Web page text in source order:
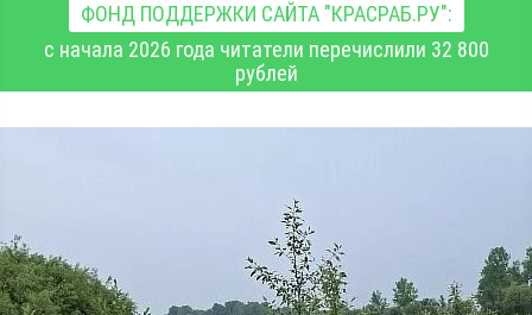
ФОНД ПОДДЕРЖКИ САЙТА "КРАСРАБ.РУ":
с начала 2026 года читатели перечислили 32 800
рублей
продолжаются поиски
мальчика, утонувшего в
первый день мая